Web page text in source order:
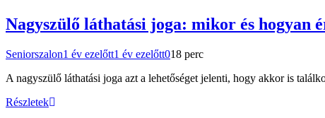
Nagyszülő láthatási joga: mikor és hogyan
Seniorszalon1 év ezelőtt1 év ezelőtt018 perc
A nagyszülő láthatási joga azt a lehetőséget jelenti, hogy akkor is
Részletek